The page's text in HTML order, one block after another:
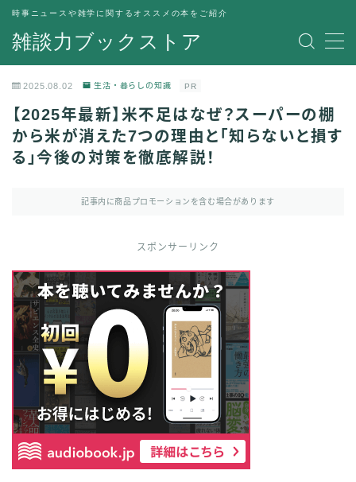
雑談力ブックストア
時事ニュースや雑学に関するオススメの本をご紹介
MENU
運営者情報
2025.08.02 生活・暮らしの知識 PR
【2025年最新】米不足はなぜ？スーパーの棚
から米が消えた7つの理由と「知らないと損す
る」今後の対策を徹底解説！
記事内に商品プロモーションを含む場合があります
スポンサーリンク